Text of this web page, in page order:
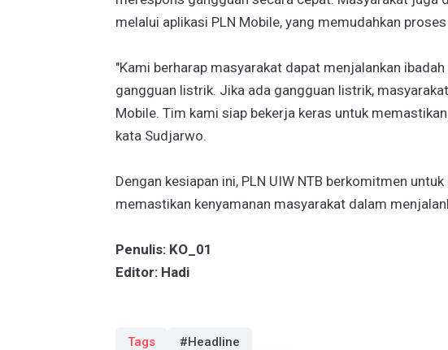
melalui aplikasi PLN Mobile, yang memudahkan
"Kami berharap masyarakat dapat menjalankan
gangguan listrik. Jika ada gangguan listrik,
Mobile. Tim kami siap bekerja keras untuk
kata Sudjarwo.
Dengan kesiapan ini, PLN UIW NTB berkomitmen
memastikan kenyamanan masyarakat dalam
Penulis: KO_01
Editor: Hadi
Tags #Headline